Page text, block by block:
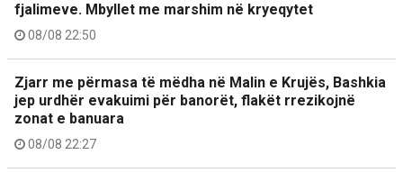
fjalimeve. Mbyllet me marshim në kryeqytet
08/08 22:50
Zjarr me përmasa të mëdha në Malin e Krujës, Bashkia
jep urdhër evakuimi për banorët, flakët rrezikojnë
zonat e banuara
08/08 22:27